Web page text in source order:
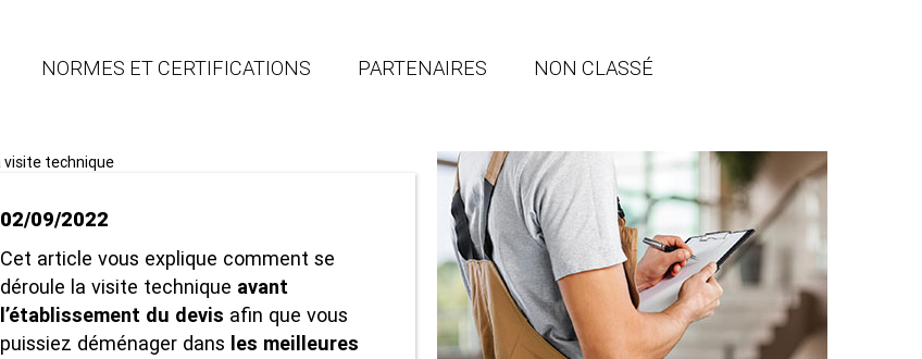
NORMES ET CERTIFICATIONS PARTENAIRES NON CLASSÉ
02/09/2022
Cet article vous explique comment se
déroule lavisite technique avant
l’établissement du devis afin que vous
puissiez déménager dans les meilleures